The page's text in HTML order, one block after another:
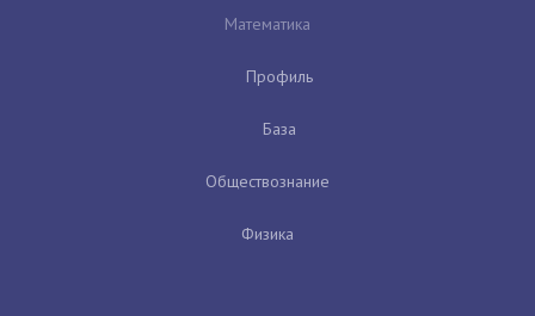
Математика
Профиль
База
Обществознание
Физика